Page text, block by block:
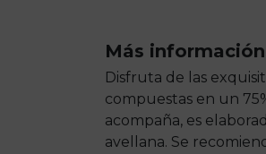
Más información
Disfruta de las
compuestas en un
acompaña, es
avellana. Se